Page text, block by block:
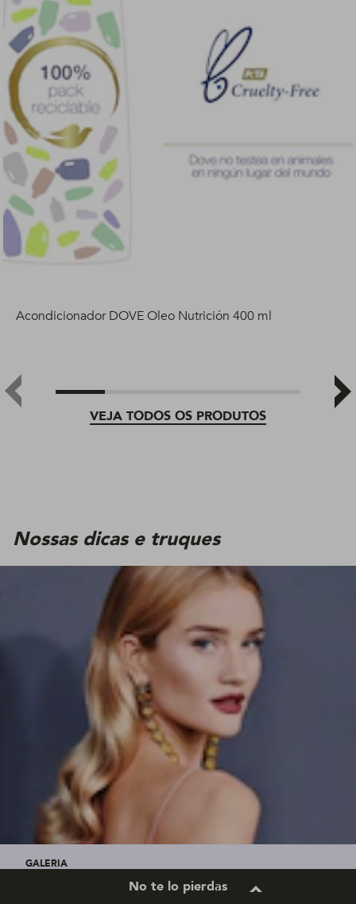
VEJA TODOS OS PRODUTOS
Acondicionador DOVE Oleo Nutrición 400 ml
Nossas dicas e truques
GALERIA
No te lo pierdas